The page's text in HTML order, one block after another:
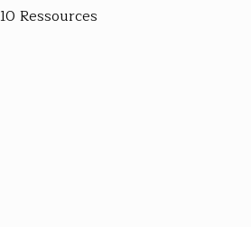
10 Ressources